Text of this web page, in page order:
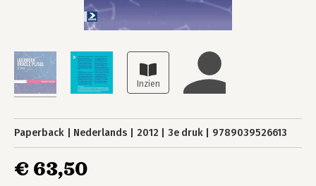
Paperback Nederlands 2012 3e druk 9789039526613
€ 63,50